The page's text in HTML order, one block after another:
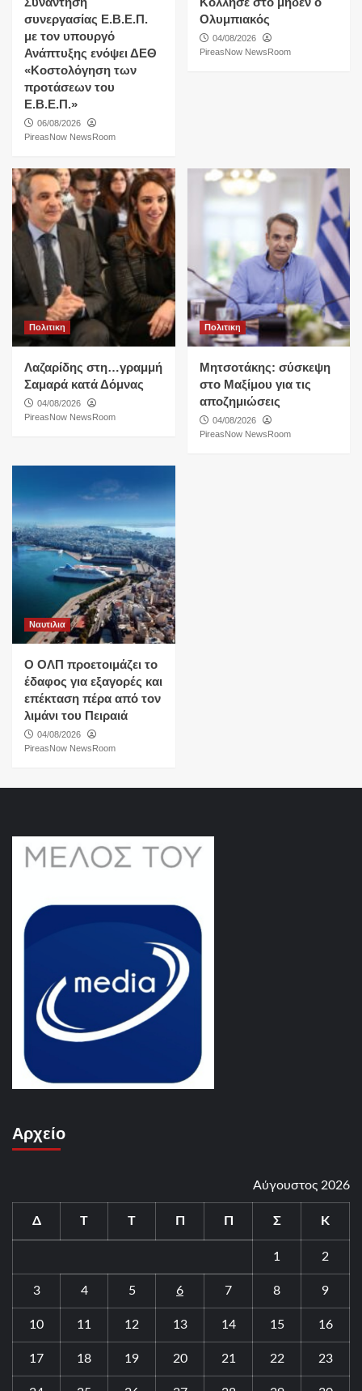
συνεργασίας Ε.Β.Ε.Π.
με τον υπουργό
Ανάπτυξης ενόψει ΔΕΘ
«Κοστολόγηση των
προτάσεων του
Ε.Β.Ε.Π.»
06/08/2026
PireasNow NewsRoom
Ολυμπιακός
04/08/2026
PireasNow NewsRoom
Πολιτικη
Λαζαρίδης στη…γραμμή
Σαμαρά κατά Δόμνας
04/08/2026
PireasNow NewsRoom
Πολιτικη
Μητσοτάκης: σύσκεψη
στο Μαξίμου για τις
αποζημιώσεις
04/08/2026
PireasNow NewsRoom
Ναυτιλια
O ΟΛΠ προετοιμάζει το
έδαφος για εξαγορές και
επέκταση πέρα από τον
λιμάνι του Πειραιά
04/08/2026
PireasNow NewsRoom
Αρχείο
Αύγουστος 2026
Δ Τ Τ Π Π Σ Κ
1 2
3 4 5 6 7 8 9
10 11 12 13 14 15 16
17 18 19 20 21 22 23